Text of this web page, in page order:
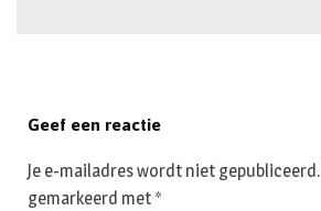
Geef een reactie
Je e-mailadres wordt niet gepubliceerd.
gemarkeerd met *